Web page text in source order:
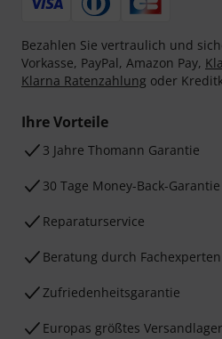
Bezahlen Sie vertraulich und
Vorkasse, PayPal, Amazon Pay,
Klarna Ratenzahlung oder
Ihre Vorteile
3 Jahre Thomann Garantie
30 Tage Money-Back-Garantie
Reparaturservice
Beratung durch Fachexperten
Zufriedenheitsgarantie
Europas größtes Versandlager